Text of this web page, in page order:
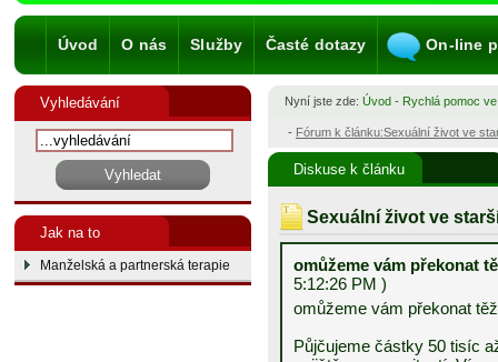
Úvod O nás Služby Časté dotazy On-line
Vyhledávání
Jak na to
Manželská a partnerská terapie
Nyní jste zde: Úvod - Rychlá pomoc
- Fórum k článku:Sexuální život ve
Diskuse k článku
Sexuální život ve
omůžeme vám překonat
5:12:26 PM )
omůžeme vám překonat
Půjčujeme částky 50 tisíc